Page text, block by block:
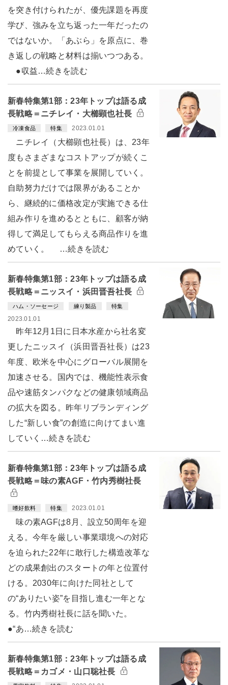
を突き付けられたが、優先課題を再度
学び、強みを立ち返った一年だったの
ではないか。「あぶら」を原点に、巻
き返しの戦略と材料は揃いつつある。
●収益…続きを読む
新春特集第1部：23年トップは語る成
長戦略＝ニチレイ・大櫛顕也社長
冷凍食品 特集 2023.01.01
ニチレイ（大櫛顕也社長）は、23年
度もさまざまなコストアップが続くこ
とを前提として事業を展開していく。
自助努力だけでは限界があることか
ら、継続的に価格改定が実施できる仕
組み作りを進めるとともに、顧客が納
得して満足してもらえる商品作りを進
めていく。 …続きを読む
新春特集第1部：23年トップは語る成
長戦略＝ニッスイ・浜田晋吾社長
ハム・ソーセージ 練り製品 特集
2023.01.01
昨年12月1日に日本水産から社名変
更したニッスイ（浜田晋吾社長）は23
年度、欧米を中心にグローバル展開を
加速させる。国内では、機能性表示食
品や速筋タンパクなどの健康領域商品
の拡大を図る。昨年リブランディング
した“新しい食”の創造に向けてまい進
していく…続きを読む
新春特集第1部：23年トップは語る成
長戦略＝味の素AGF・竹内秀樹社長
嗜好飲料 特集 2023.01.01
味の素AGFは8月、設立50周年を迎
える。今年を厳しい事業環境への対応
を迫られた22年に敢行した構造改革な
どの成果創出のスタートの年と位置付
ける。2030年に向けた同社として
の“ありたい姿”を目指し進む一年とな
る。竹内秀樹社長に話を聞いた。
●“あ…続きを読む
新春特集第1部：23年トップは語る成
長戦略＝カゴメ・山口聡社長